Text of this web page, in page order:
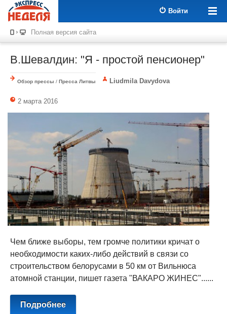
Войти
Полная версия сайта
В.Шевалдин: "Я - простой пенсионер"
Обзор прессы / Пресса Литвы Liudmila Davydova
2 марта 2016
Чем ближе выборы, тем громче политики кричат о
необходимости каких-либо действий в связи со
строительством белорусами в 50 км от Вильнюса
атомной станции, пишет газета "ВАКАРО ЖИНЕС"......
Подробнее